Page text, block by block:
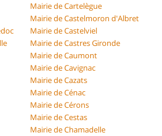
Mairie de Cartelègue
Mairie de Castelmoron d'Albret
Mairie de Castelviel
Mairie de Castres Gironde
Mairie de Caumont
Mairie de Cavignac
Mairie de Cazats
Mairie de Cénac
Mairie de Cérons
Mairie de Cestas
Mairie de Chamadelle